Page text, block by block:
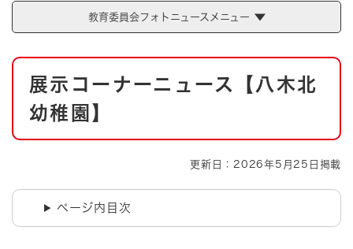
とじる
とじる
教育委員会フォトニュースメニュー
本
展示コーナーニュース【八木北
幼稚園】
更新日：2026年5月25日掲載
ページ内目次